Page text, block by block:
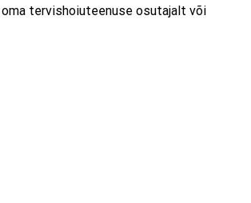
tervishoiuteenuse osutajalt või